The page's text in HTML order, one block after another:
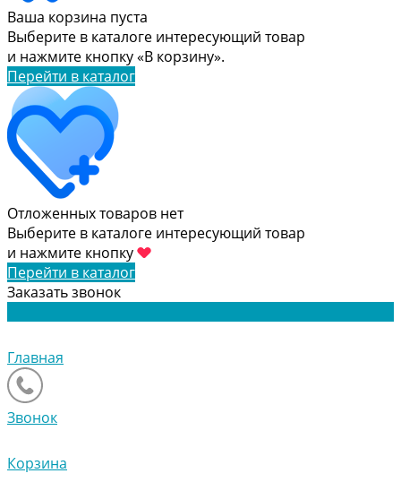
Ваша корзина пуста
Выберите в каталоге интересующий товар
и нажмите кнопку «В корзину».
Перейти в каталог
Отложенных товаров нет
Выберите в каталоге интересующий товар
и нажмите кнопку
Перейти в каталог
Заказать звонок
Главная
Звонок
Корзина